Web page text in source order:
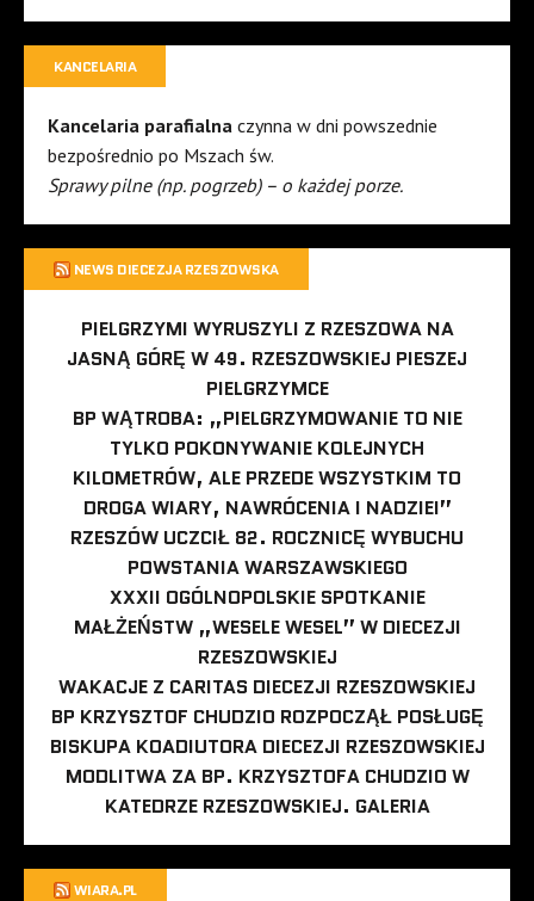
KANCELARIA
Kancelaria parafialna czynna w dni powszednie
bezpośrednio po Mszach św.
Sprawy pilne (np. pogrzeb) – o każdej porze.
NEWS DIECEZJA RZESZOWSKA
PIELGRZYMI WYRUSZYLI Z RZESZOWA NA
JASNĄ GÓRĘ W 49. RZESZOWSKIEJ PIESZEJ
PIELGRZYMCE
BP WĄTROBA: „PIELGRZYMOWANIE TO NIE
TYLKO POKONYWANIE KOLEJNYCH
KILOMETRÓW, ALE PRZEDE WSZYSTKIM TO
DROGA WIARY, NAWRÓCENIA I NADZIEI”
RZESZÓW UCZCIŁ 82. ROCZNICĘ WYBUCHU
POWSTANIA WARSZAWSKIEGO
XXXII OGÓLNOPOLSKIE SPOTKANIE
MAŁŻEŃSTW „WESELE WESEL” W DIECEZJI
RZESZOWSKIEJ
WAKACJE Z CARITAS DIECEZJI RZESZOWSKIEJ
BP KRZYSZTOF CHUDZIO ROZPOCZĄŁ POSŁUGĘ
BISKUPA KOADIUTORA DIECEZJI RZESZOWSKIEJ
MODLITWA ZA BP. KRZYSZTOFA CHUDZIO W
KATEDRZE RZESZOWSKIEJ. GALERIA
WIARA.PL